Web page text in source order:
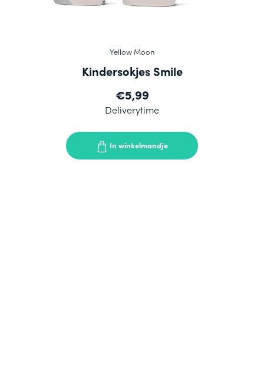
Yellow Moon
Kindersokjes Smile
€5,99
Deliverytime
In winkelmandje